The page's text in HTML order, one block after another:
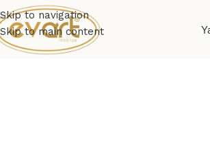
Skip to navigation
Skip to main content